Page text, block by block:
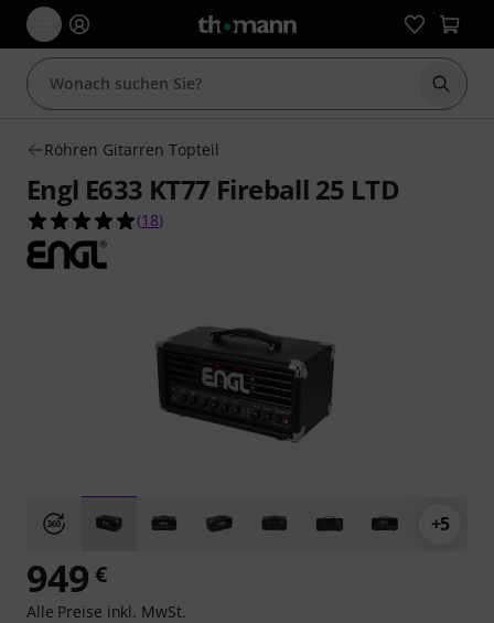
Suche
Röhren Gitarren Topteil
Engl E633 KT77 Fireball 25 LTD
4.9 von 5 Sternen aus 18 Kundenbewertungen
(18)
+5
949 €
Alle Preise inkl. MwSt.